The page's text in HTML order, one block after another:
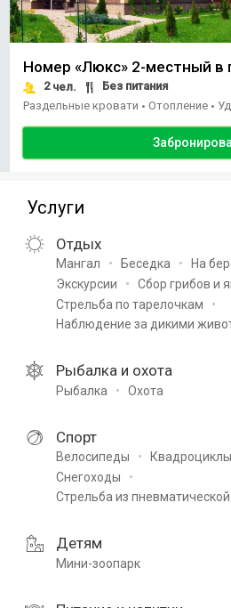
Номер «Люкс» 2-местный в
2чел.
Без питания
Раздельные кровати • Отопление •
Услуги
Отдых
Мангал Беседка На
Экскурсии
Сбор грибов и
Стрельба по тарелочкам
Наблюдение за дикими
Рыбалка и охота
Рыбалка Охота
Спорт
Велосипеды Квадроциклы
Снегоходы
Стрельба из
Детям
Мини-зоопарк